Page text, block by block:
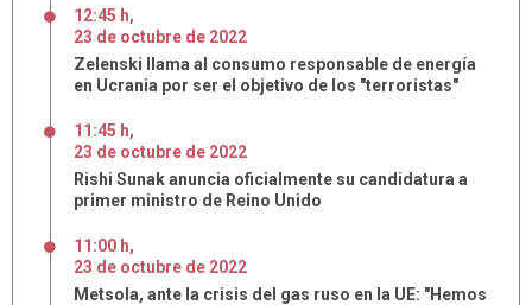
12:45 h,
23 de octubre de 2022
Zelenski llama al consumo responsable de energía
en Ucrania por ser el objetivo de los "terroristas"
11:45 h,
23 de octubre de 2022
Rishi Sunak anuncia oficialmente su candidatura a
primer ministro de Reino Unido
11:00 h,
23 de octubre de 2022
Metsola, ante la crisis del gas ruso en la UE: "Hemos